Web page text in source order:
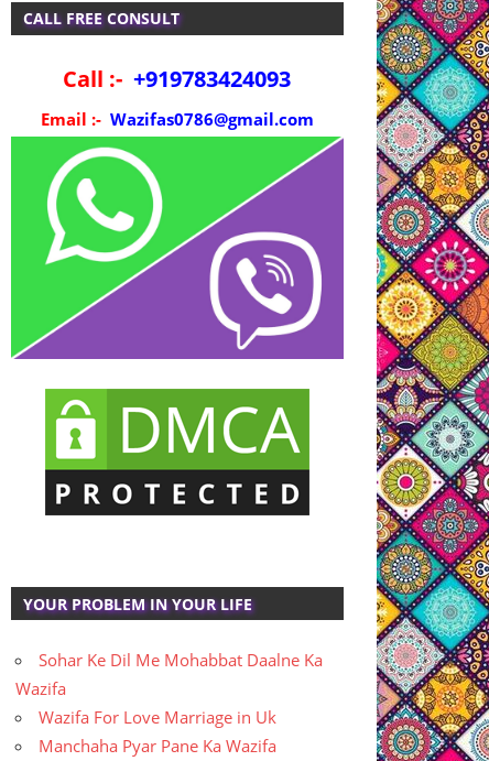
CALL FREE CONSULT
Call :- +919783424093
Email :- Wazifas0786@gmail.com
YOUR PROBLEM IN YOUR LIFE
Sohar Ke Dil Me Mohabbat Daalne Ka
Wazifa
Wazifa For Love Marriage in Uk
Manchaha Pyar Pane Ka Wazifa